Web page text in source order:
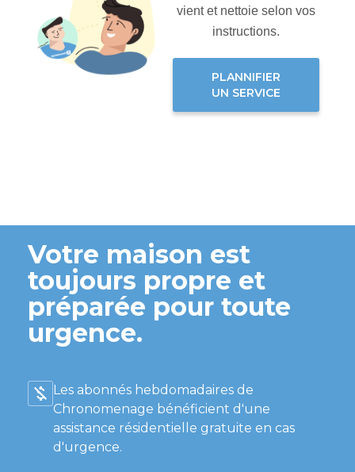
vient et nettoie selon vos
instructions.
PLANNIFIER
UN SERVICE
Votre maison est
toujours propre et
préparée pour toute
urgence.
Les abonnés hebdomadaires de
Chronomenage bénéficient d'une
assistance résidentielle gratuite en cas
d'urgence.